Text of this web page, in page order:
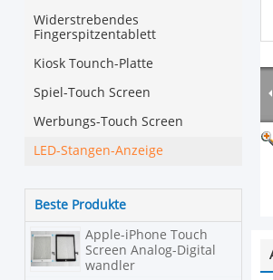
Widerstrebendes
Fingerspitzentablett
Kiosk Tounch-Platte
Spiel-Touch Screen
Werbungs-Touch Screen
LED-Stangen-Anzeige
Beste Produkte
Apple-iPhone Touch
Screen Analog-Digital
wandler